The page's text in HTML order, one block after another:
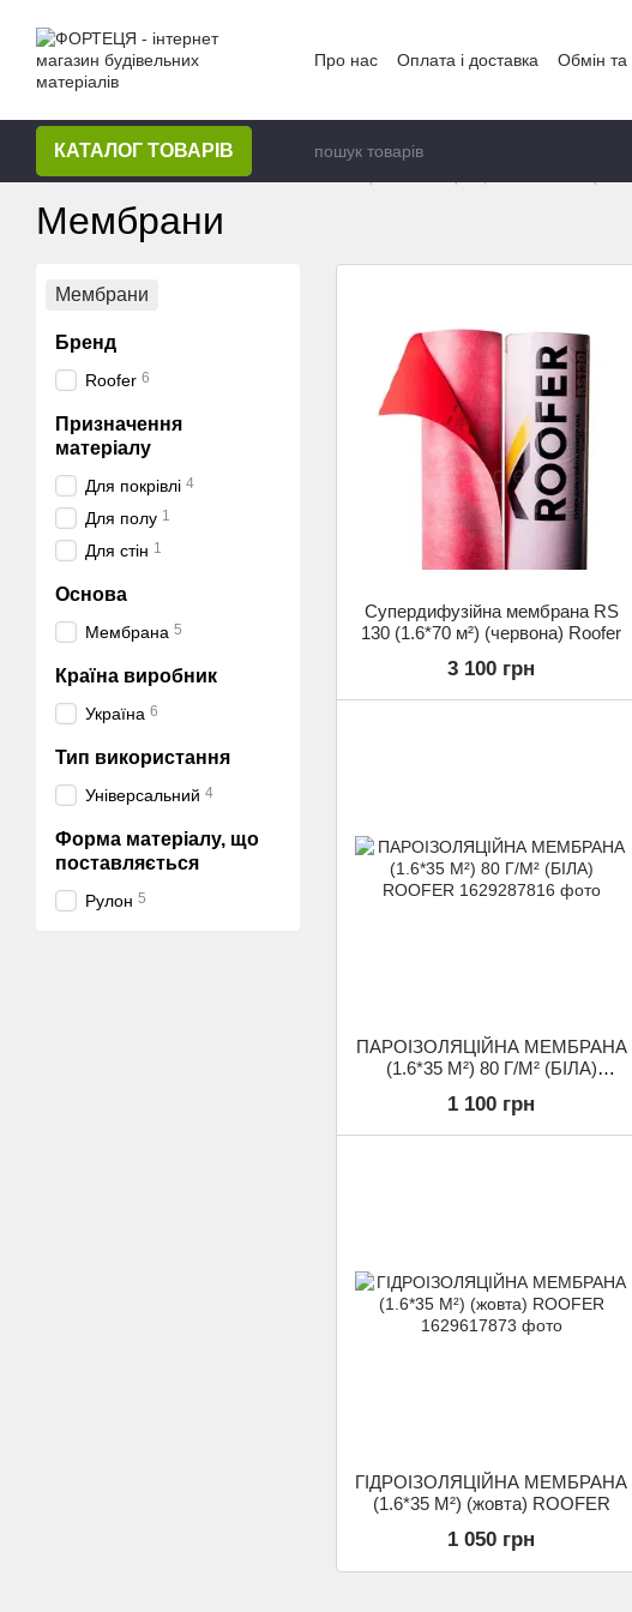
Про нас Оплата і доставка Обмін
КАТАЛОГ ТОВАРІВ
Головна КАТАЛОГ КАТАЛОГ ТОВАРІВ
Мембрани
Супердифузійна мембрана RS
130 (1.6*70 м²) (червона) Roofer
3 100 грн
ПАРОІЗОЛЯЦІЙНА МЕМБРАНА
(1.6*35 М²) 80 Г/М² (БІЛА)
1 100 грн
ГІДРОІЗОЛЯЦІЙНА МЕМБРАНА
(1.6*35 М²) (жовта) ROOFER
1 050 грн
Мембрани
Бренд
Roofer 6
Призначення
матеріалу
Для покрівлі 4
Для полу 1
Для стін 1
Основа
Мембрана 5
Країна виробник
Україна 6
Тип використання
Універсальний 4
Форма матеріалу, що
поставляється
Рулон 5